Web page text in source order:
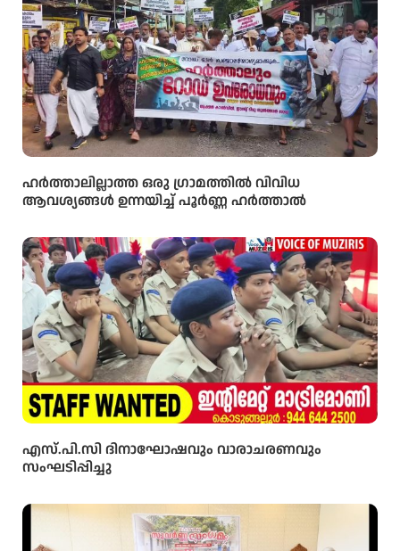
ഹർത്താലില്ലാത്ത ഒരു ഗ്രാമത്തിൽ വിവിധ
ആവശ്യങ്ങൾ ഉന്നയിച്ച് പൂർണ്ണ ഹർത്താൽ
എസ്.പി.സി ദിനാഘോഷവും വാരാചരണവും
സംഘടിപ്പിച്ചു